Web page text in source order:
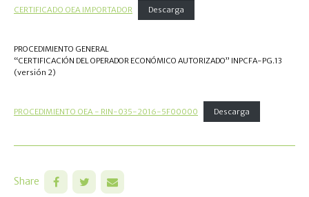
CERTIFICADO OEA IMPORTADOR Descarga
PROCEDIMIENTO GENERAL
“CERTIFICACIÓN DEL OPERADOR ECONÓMICO AUTORIZADO” INPCFA-PG.13
(versión 2)
PROCEDIMIENTO OEA - RIN-035-2016-5F00000 Descarga
Share